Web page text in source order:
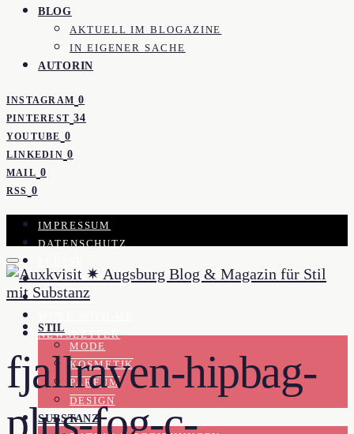
BLOG
AKTUELL IM BLOGAZINE
IN EIGENER SACHE
AUTORIN
INSTAGRAM 0
PINTEREST 34
YOUTUBE 0
LINKEDIN 0
MAIL 0
RSS 0
IMPRESSUM
DATENSCHUTZ
KOOPERATION
KONTAKT
NEWSLETTER
STIL
MODE
KOSMETIK
PARFUM
DESIGN
SUBSTANZ
fjallraven-hipbag-
plus-fog-c-